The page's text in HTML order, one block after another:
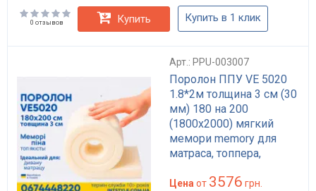
0 отзывов Купить Купить в 1 клик
Арт.: PPU-003007
Поролон ППУ VE 5020
1.8*2м толщина 3 см (30
мм) 180 на 200
(1800х2000) мягкий
мемори memory для
матраса, топпера,
Цена от 3576 грн.